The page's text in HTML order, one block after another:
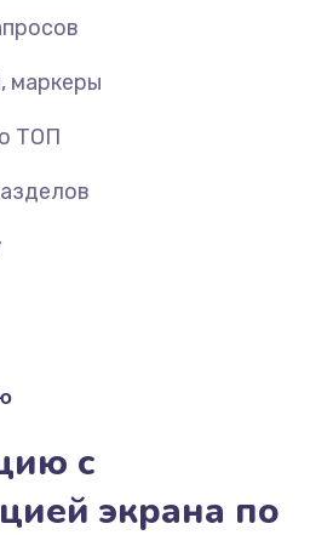
маркеры
ТОП
с
экрана по